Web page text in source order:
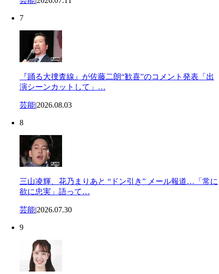
7
『踊る大捜査線』が佐藤二朗“歓喜”のコメント発表「出
演シーンカットして」…
芸能|2026.08.03
8
三山凌輝、花乃まりあと “ドン引き” メール報道…「常に
欲に忠実」語って…
芸能|2026.07.30
9